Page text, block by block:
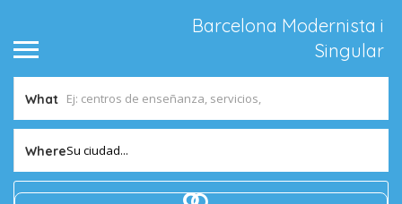
Barcelona Modernista i
Singular
What
WhereSu ciudad...